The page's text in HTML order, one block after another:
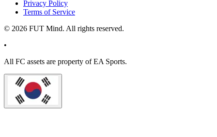
Privacy Policy
Terms of Service
© 2026 FUT Mind. All rights reserved.
•
All FC assets are property of EA Sports.